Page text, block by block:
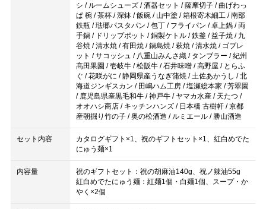
シ / ルームシューズ / 酒器セット / 薩摩切子 / 曲げわっ
ぱ 椀 / 茶杯 / 深鉢 / 飯碗 / 山中塗 / 箱根寄木細工 / 南部
鉄瓶 / 琺瑯パスタパン / 包丁 / フライパン / 卓上鍋 / 両
手鍋 / ドリップポット / 銅製ケトル / 鉄釜 / 益子焼 / 九
谷焼 / 清水焼 / 有田焼 / 鍋島焼 / 萩焼 / 清水焼 / ゴブレ
ット / サコッシュ / 八重山みんさ織 / タンブラー / 紀州
髙田果園 / 壱岐牛 / 松阪牛 / 石井味噌 / 高野屋 / とらふ
ぐ / 花咲がに / 静岡県産うなぎ蒲焼 / 土佐あかうし / 北
海道ジンギスカン / 田嶋ハム工房 / 塩瀬総本家 / 芳翠園
/ 鹿児島県産黒毛和牛 / 神戸牛 / ヤマカ水産 / 天たつ /
オオハシ商店 / キッチンハンズ / 日本橋 古樹軒 / 京都
産朝掘り竹の子 / 奥の松酒造 / ルミエール / 勝山酒造
セット内容
カタログギフト×1、祝のギフトセット×1、紅白めでた
にゅう麺×1
内容量
祝のギフトセット：祝の胡麻油140g、祝ノ辣油55g
紅白めでたにゅう麺：紅麺1個・白麺1個、スープ・か
やく×2個